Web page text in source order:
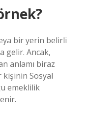
bir yerin belirli
gelir. Ancak,
anlamı biraz
kişinin Sosyal
emeklilik